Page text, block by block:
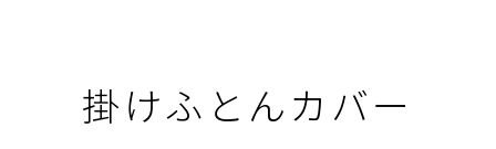
掛けふとんカバー